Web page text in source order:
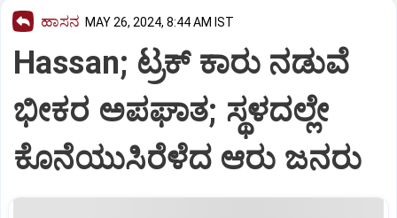
ಹಾಸನ MAY 26, 2024, 8:44 AM IST
Hassan; ಟ್ರಕ್ ಕಾರು ನಡುವೆ
ಭೀಕರ ಅಪಘಾತ; ಸ್ಥಳದಲ್ಲೇ
ಕೊನೆಯುಸಿರೆಳೆದ ಆರು ಜನರು